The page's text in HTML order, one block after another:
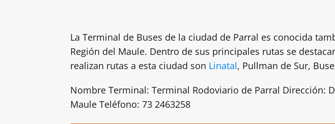
La Terminal de Buses de la ciudad de Parral es conocida
Región del Maule. Dentro de sus principales rutas se
realizan rutas a esta ciudad son Linatal, Pullman de Sur,
Nombre Terminal: Terminal Rodoviario de Parral Dirección:
Maule Teléfono: 73 2463258